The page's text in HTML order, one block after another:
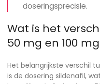
doseringsprecisie.
Wat is het
50 mg en 100
Het belangrijkste verschil
is de dosering sildenafil,